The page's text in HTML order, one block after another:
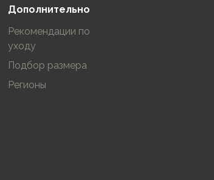
Дополнительно
Рекомендации по
уходу
Подбор размера
Регионы